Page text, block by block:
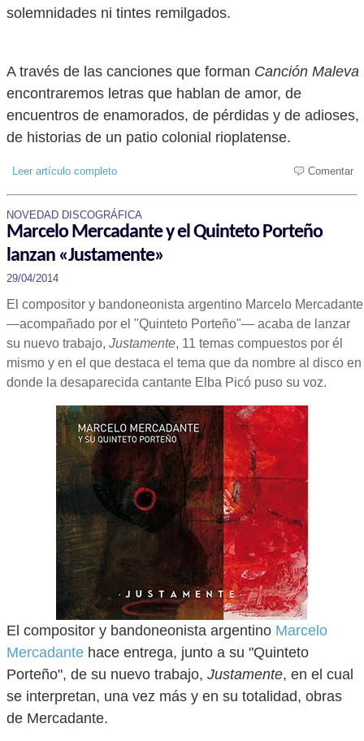
solemnidades ni tintes remilgados.
A través de las canciones que forman Canción Maleva
encontraremos letras que hablan de amor, de
encuentros de enamorados, de pérdidas y de adioses,
de historias de un patio colonial rioplatense.
Leer artículo completo Comentar
NOVEDAD DISCOGRÁFICA
Marcelo Mercadante y el Quinteto Porteño
lanzan «Justamente»
29/04/2014
El compositor y bandoneonista argentino Marcelo Mercadante
—acompañado por el "Quinteto Porteño"— acaba de lanzar
su nuevo trabajo, Justamente, 11 temas compuestos por él
mismo y en el que destaca el tema que da nombre al disco en
donde la desaparecida cantante Elba Picó puso su voz.
El compositor y bandoneonista argentino Marcelo
Mercadante hace entrega, junto a su "Quinteto
Porteño", de su nuevo trabajo, Justamente, en el cual
se interpretan, una vez más y en su totalidad, obras
de Mercadante.